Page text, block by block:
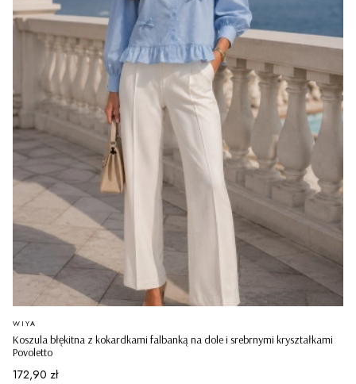
Koszula błękitna z kokardkami falbanką na dole i srebrnymi kryształkami
Povoletto
PRODUCENT
WIYA
Cena
172,90 zł